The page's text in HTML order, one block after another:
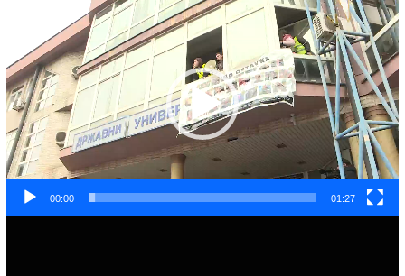
00:00 01:27